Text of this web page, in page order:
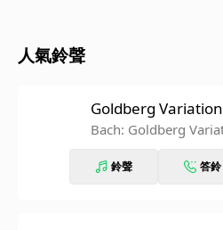
人氣鈴聲
Goldberg
Canone alla
Bach: Goldberg
鈴聲 答鈴